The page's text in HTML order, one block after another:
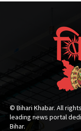
© Bihari Khabar. All
leading news portal
Bihar.